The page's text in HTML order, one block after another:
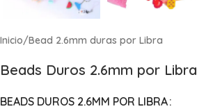
Inicio/Bead 2.6mm duras por Libra
Beads Duros 2.6mm por Libra
BEADS DUROS 2.6MM POR LIBRA